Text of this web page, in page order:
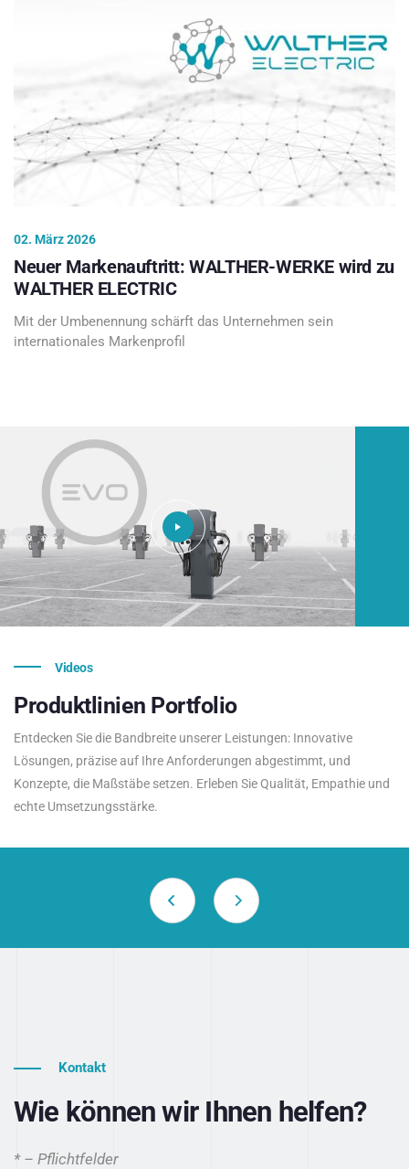
02. März 2026
Neuer Markenauftritt: WALTHER-WERKE wird zu
WALTHER ELECTRIC
Mit der Umbenennung schärft das Unternehmen sein
internationales Markenprofil
Videos
Produktlinien Portfolio
Entdecken Sie die Bandbreite unserer Leistungen: Innovative
Lösungen, präzise auf Ihre Anforderungen abgestimmt, und
Konzepte, die Maßstäbe setzen. Erleben Sie Qualität, Empathie und
echte Umsetzungsstärke.
Kontakt
Wie können wir Ihnen helfen?
* – Pflichtfelder